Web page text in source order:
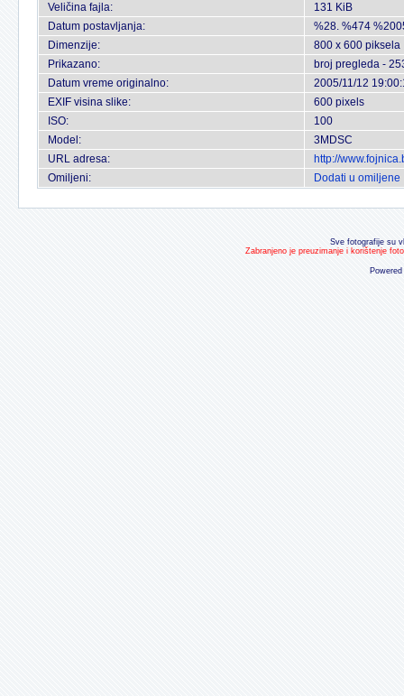
Veličina fajla:
131 KiB
Datum postavljanja:
%28. %474
Dimenzije:
800 x 600 piksela
Prikazano:
broj pregleda -
Datum vreme originalno:
2005/11/12
EXIF visina slike:
600 pixels
ISO:
100
Model:
3MDSC
URL adresa:
http://
Omiljeni:
Dodati u omiljene
Sve fotografije su
Zabranjeno je preuzimanje i korištenje